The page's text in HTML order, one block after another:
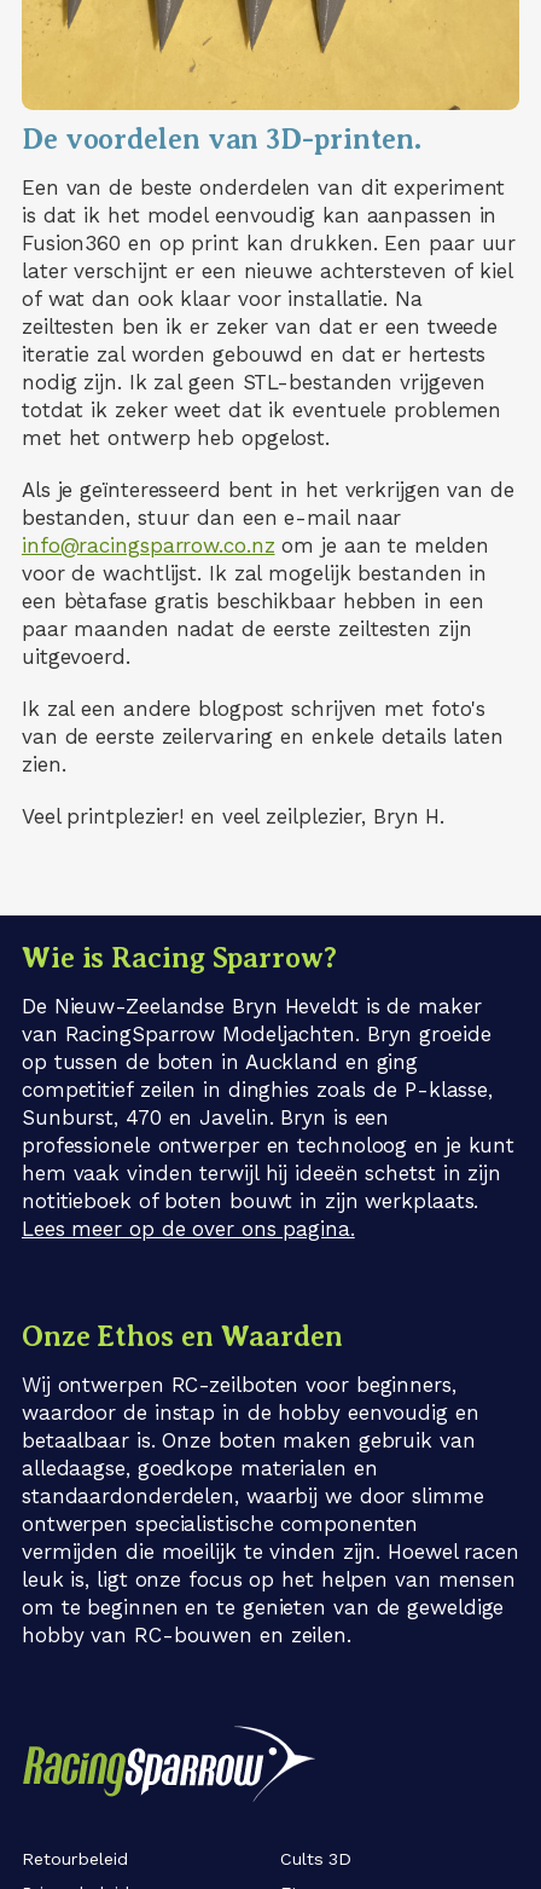
De voordelen van 3D-printen.
Een van de beste onderdelen van dit experiment
is dat ik het model eenvoudig kan aanpassen in
Fusion360 en op print kan drukken. Een paar uur
later verschijnt er een nieuwe achtersteven of kiel
of wat dan ook klaar voor installatie. Na
zeiltesten ben ik er zeker van dat er een tweede
iteratie zal worden gebouwd en dat er hertests
nodig zijn. Ik zal geen STL-bestanden vrijgeven
totdat ik zeker weet dat ik eventuele problemen
met het ontwerp heb opgelost.
Als je geïnteresseerd bent in het verkrijgen van de
bestanden, stuur dan een e-mail naar
info@racingsparrow.co.nz om je aan te melden
voor de wachtlijst. Ik zal mogelijk bestanden in
een bètafase gratis beschikbaar hebben in een
paar maanden nadat de eerste zeiltesten zijn
uitgevoerd.
Ik zal een andere blogpost schrijven met foto's
van de eerste zeilervaring en enkele details laten
zien.
Veel printplezier! en veel zeilplezier, Bryn H.
Wie is Racing Sparrow?
De Nieuw-Zeelandse Bryn Heveldt is de maker
van RacingSparrow Modeljachten. Bryn groeide
op tussen de boten in Auckland en ging
competitief zeilen in dinghies zoals de P-klasse,
Sunburst, 470 en Javelin. Bryn is een
professionele ontwerper en technoloog en je kunt
hem vaak vinden terwijl hij ideeën schetst in zijn
notitieboek of boten bouwt in zijn werkplaats.
Lees meer op de over ons pagina.
Onze Ethos en Waarden
Wij ontwerpen RC-zeilboten voor beginners,
waardoor de instap in de hobby eenvoudig en
betaalbaar is. Onze boten maken gebruik van
alledaagse, goedkope materialen en
standaardonderdelen, waarbij we door slimme
ontwerpen specialistische componenten
vermijden die moeilijk te vinden zijn. Hoewel racen
leuk is, ligt onze focus op het helpen van mensen
om te beginnen en te genieten van de geweldige
hobby van RC-bouwen en zeilen.
Retourbeleid
Cults 3D